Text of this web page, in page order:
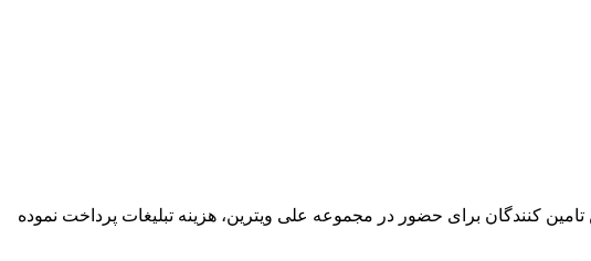
کنندگان برای حضور در مجموعه علی ویترین، هزینه تبلیغات پرداخت نموده